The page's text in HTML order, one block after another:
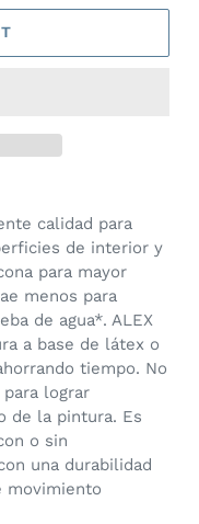
calidad para
de interior y
para mayor
menos para
de agua*. ALEX
a base de látex o
tiempo. No
lograr
de la pintura. Es
o sin
una durabilidad
movimiento